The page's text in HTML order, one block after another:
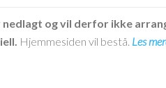
nedlagt og vil derfor ikke
Hjemmesiden vil bestå. Les